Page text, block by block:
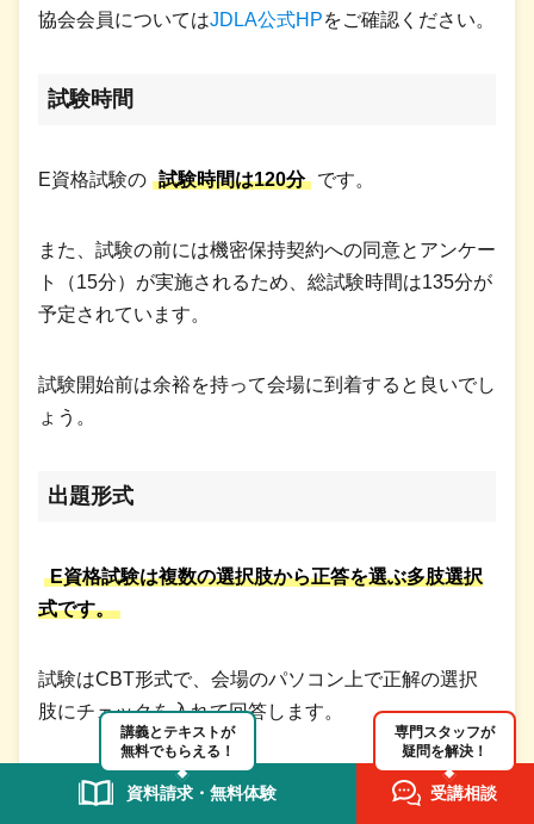
協会会員についてはJDLA公式HPをご確認ください。
試験時間
E資格試験の 試験時間は120分 です。
また、試験の前には機密保持契約への同意とアンケー
ト（15分）が実施されるため、総試験時間は135分が
予定されています。
試験開始前は余裕を持って会場に到着すると良いでし
ょう。
出題形式
E資格試験は複数の選択肢から正答を選ぶ多肢選択
式です。
試験はCBT形式で、会場のパソコン上で正解の選択
肢にチェックを入れて回答します。
科目・問題数
講義とテキストが
無料でもらえる！
資料請求・無料体験
専門スタッフが
疑問を解決！
受講相談